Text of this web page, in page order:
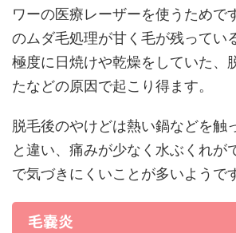
ワーの医療レーザーを使うためで
のムダ毛処理が甘く毛が残ってい
極度に日焼けや乾燥をしていた、
たなどの原因で起こり得ます。
脱毛後のやけどは熱い鍋などを触
と違い、痛みが少なく水ぶくれが
で気づきにくいことが多いようで
毛嚢炎